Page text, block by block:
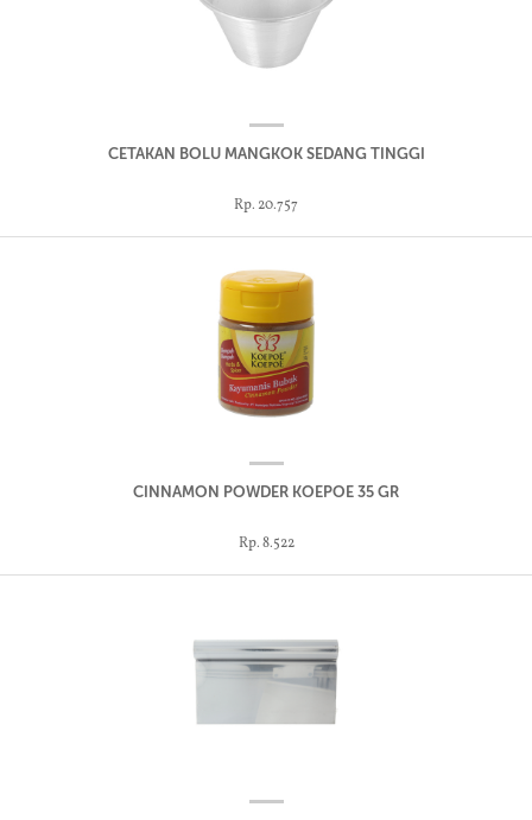
CETAKAN BOLU MANGKOK SEDANG TINGGI
Rp. 20.757
CINNAMON POWDER KOEPOE 35 GR
Rp. 8.522